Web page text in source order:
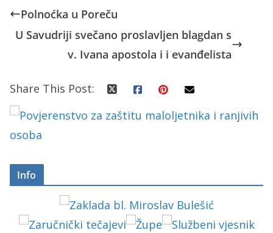
Polnoćka u Poreču
U Savudriji svečano proslavljen blagdan s
v. Ivana apostola i i evanđelista
Share This Post:
Info